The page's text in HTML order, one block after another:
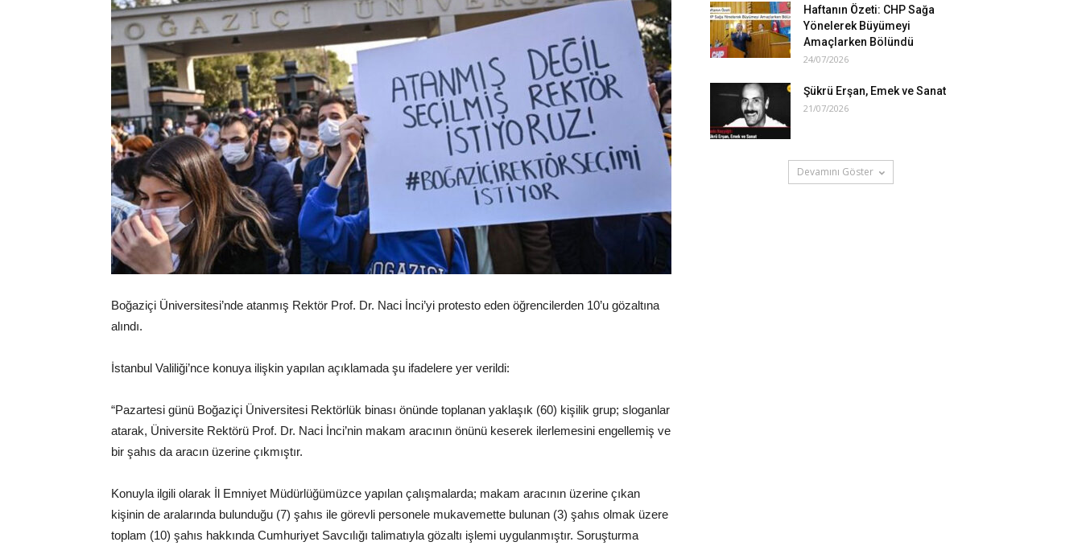
Boğaziçi Üniversitesi’nde atanmış Rektör Prof. Dr. Naci İnci’yi protesto eden öğrencilerden 10’u gözaltına
alındı.
İstanbul Valiliği’nce konuya ilişkin yapılan açıklamada şu ifadelere yer verildi:
“Pazartesi günü Boğaziçi Üniversitesi Rektörlük binası önünde toplanan yaklaşık (60) kişilik grup; sloganlar
atarak, Üniversite Rektörü Prof. Dr. Naci İnci’nin makam aracının önünü keserek ilerlemesini engellemiş ve
bir şahıs da aracın üzerine çıkmıştır.
Konuyla ilgili olarak İl Emniyet Müdürlüğümüzce yapılan çalışmalarda; makam aracının üzerine çıkan
kişinin de aralarında bulunduğu (7) şahıs ile görevli personele mukavemette bulunan (3) şahıs olmak üzere
toplam (10) şahıs hakkında Cumhuriyet Savcılığı talimatıyla gözaltı işlemi uygulanmıştır. Soruşturma
Haftanın Özeti: CHP Sağa
Yönelerek Büyümeyi
Amaçlarken Bölündü
24/07/2026
Şükrü Erşan, Emek ve Sanat
21/07/2026
Devamını Göster